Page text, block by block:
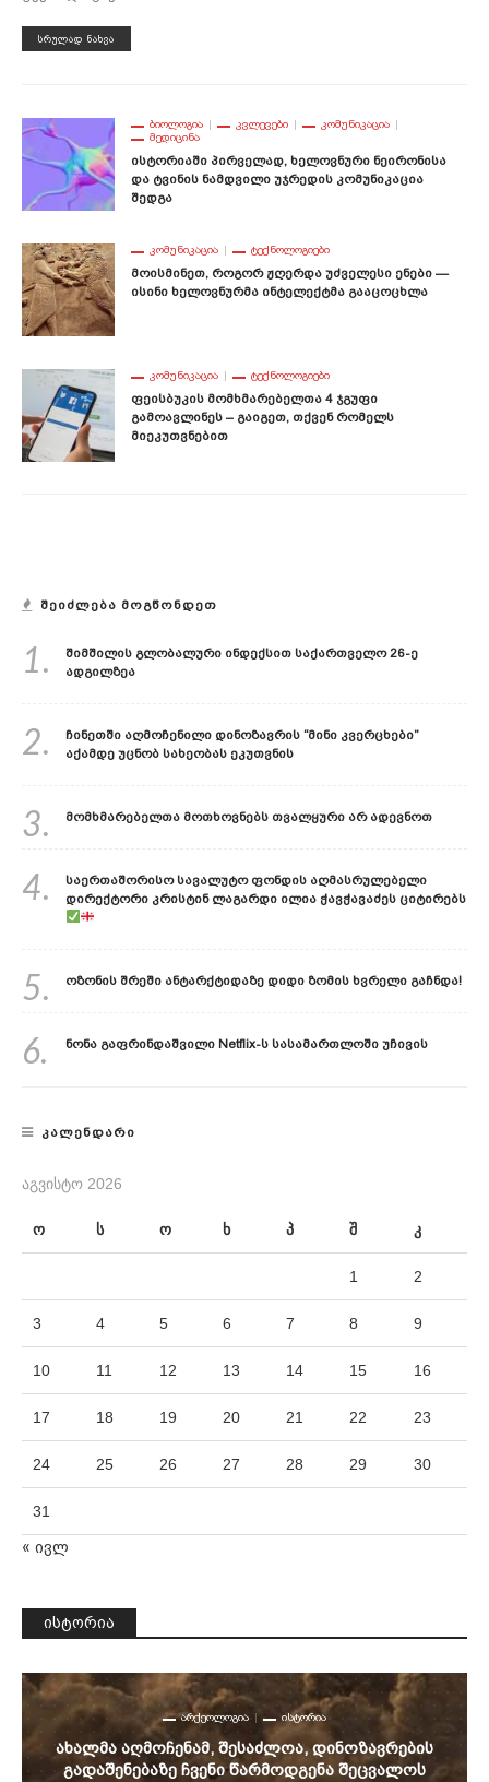
ᲡᲠᲣᲚᲐᲓ ᲜᲐᲮᲕᲐ
ᲑᲘᲝᲚᲝᲒᲘᲐ ᲙᲕᲚᲔᲕᲔᲑᲘ
ᲙᲝᲛᲣᲜᲘᲙᲐᲪᲘᲐ
ᲛᲔᲓᲘᲪᲘᲜᲐ
Ისტორიაში Პირველად, Ხელოვნური Ნეირონისა
Და Ტვინის Ნამდვილი Უჯრედის Კომუნიკაცია
Შედგა
ᲙᲝᲛᲣᲜᲘᲙᲐᲪᲘᲐ ᲢᲔᲥᲜᲝᲚᲝᲒᲘᲔᲑᲘ
Მოისმინეთ, Როგორ Ჟღერდა Უძველესი Ენები —
Ისინი Ხელოვნურმა Ინტელექტმა Გააცოცხლა
ᲙᲝᲛᲣᲜᲘᲙᲐᲪᲘᲐ ᲢᲔᲥᲜᲝᲚᲝᲒᲘᲔᲑᲘ
Ფეისბუკის Მომხმარებელთა 4 Ჯგუფი
Გამოავლინეს – Გაიგეთ, Თქვენ Რომელს
Მიეკუთვნებით
ᲨᲔᲘᲫᲚᲔᲑᲐ ᲛᲝᲒᲬᲝᲜᲓᲔᲗ
1.
Შიმშილის Გლობალური Ინდექსით Საქართველო 26-Ე
Ადგილზეა
2.
Ჩინეთში Აღმოჩენილი Დინოზავრის “მინი Კვერცხები”
Აქამდე Უცნობ Სახეობას Ეკუთვნის
3. Მომხმარებელთა Მოთხოვნებს Თვალყური Არ Ადევნოთ
4.
Საერთაშორისო Სავალუტო Ფონდის Აღმასრულებელი
Დირექტორი Კრისტინ Ლაგარდი Ილია Ჭავჭავაძეს Ციტირებს
5. Ოზონის Შრეში Ანტარქტიდაზე Დიდი Ზომის Ხვრელი Გაჩნდა!
6. Ნონა Გაფრინდაშვილი Netflix-Ს Სასამართლოში Უჩივის
ᲙᲐᲚᲔᲜᲓᲐᲠᲘ
ᲐᲒᲕᲘᲡᲢᲝ 2026
ო ს ო ხ პ შ კ
1 2
3 4 5 6 7 8 9
10 11 12 13 14 15 16
17 18 19 20 21 22 23
24 25 26 27 28 29 30
31
« ივლ
ისტორია
ᲐᲠᲥᲔᲝᲚᲝᲒᲘᲐ ᲘᲡᲢᲝᲠᲘᲐ
Ახალმა Აღმოჩენამ, Შესაძლოა, Დინოზავრების
Გადაშენებაზე Ჩვენი Წარმოდგენა Შეცვალოს